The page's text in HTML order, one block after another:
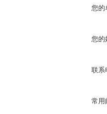
您的
您的
联系
常用